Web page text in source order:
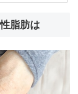
脂肪は